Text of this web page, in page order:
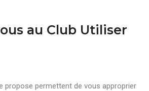
au Club Utiliser
propose permettent de vous approprier